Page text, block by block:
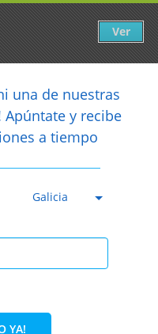
una de nuestras
y recibe
a tiempo
Galicia
YA!
Ver